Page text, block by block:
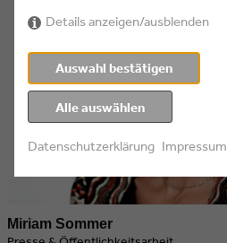
Miriam Sommer
Details anzeigen/ausblenden
Auswahl bestätigen
Alle auswählen
Datenschutzerklärung Impressum